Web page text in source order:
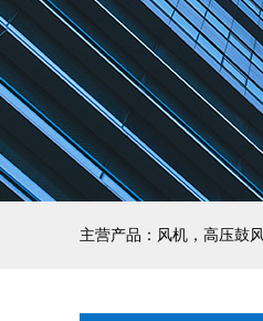
主营产品：风机，高压鼓